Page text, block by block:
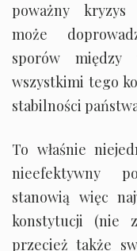
poważny kryzys
może
sporów między
wszystkimi tego
stabilności
To właśnie
nieefektywny
stanowią więc
konstytucji (nie
przecież także